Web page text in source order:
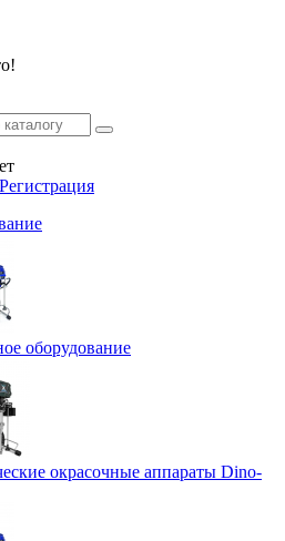
оборудование
окрасочные аппараты Dino-